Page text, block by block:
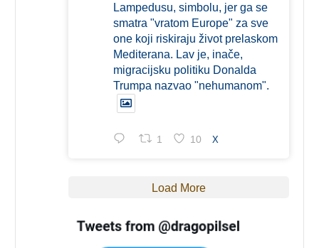
Lampedusu, simbolu, jer ga se
smatra "vratom Europe" za sve
one koji riskiraju život prelaskom
Mediterana. Lav je, inače,
migracijsku politiku Donalda
Trumpa nazvao "nehumanom".
1 10 X
Load More